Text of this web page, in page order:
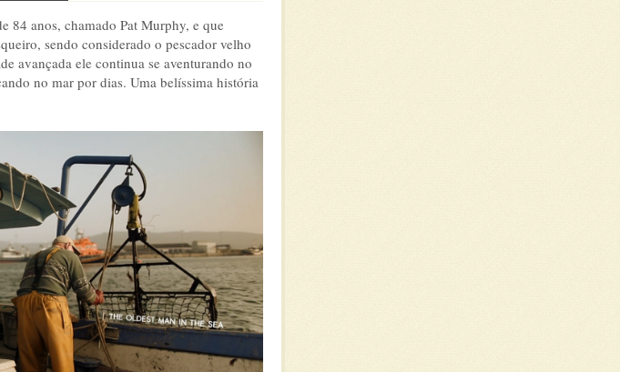
84 anos, chamado Pat Murphy, e que
sendo considerado o pescador velho
avançada ele continua se aventurando no
no mar por dias. Uma belíssima história